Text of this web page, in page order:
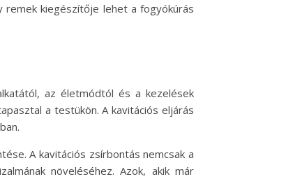
kiegészítője lehet a fogyókúrás
az életmódtól és a kezelések
a testükön. A kavitációs eljárás
A kavitációs zsírbontás nemcsak a
növeléséhez. Azok, akik már